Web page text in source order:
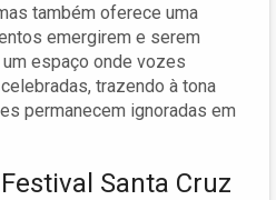
também oferece uma
emergirem e serem
espaço onde vozes
trazendo à tona
permanecem ignoradas em
Santa Cruz